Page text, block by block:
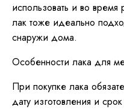
использовать и во
лак тоже идеально
снаружи дома.
Особенности лака для
При покупке лака
дату изготовления и